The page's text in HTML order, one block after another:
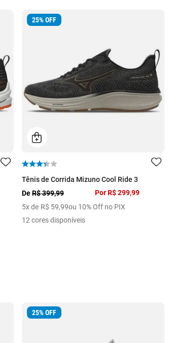
25%OFF
Tênis de Corrida Mizuno Cool Ride 3
DeR$ 399,99
5x de R$ 59,99ou 10% Off no PIX
Por R$ 299,99
12 cores disponíveis
25%OFF